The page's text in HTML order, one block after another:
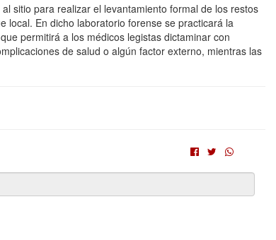
sitio para realizar el levantamiento formal de los restos
local. En dicho laboratorio forense se practicará la
permitirá a los médicos legistas dictaminar con
de salud o algún factor externo, mientras las